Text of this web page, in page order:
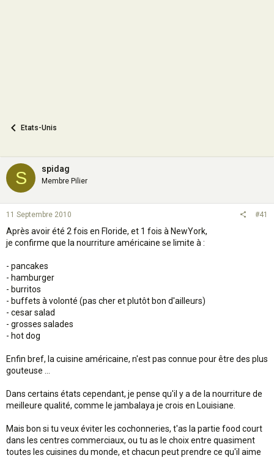
Etats-Unis
S spidag
Membre Pilier
11 Septembre 2010 #41
Après avoir été 2 fois en Floride, et 1 fois à NewYork,
je confirme que la nourriture américaine se limite à :
- pancakes
- hamburger
- burritos
- buffets à volonté (pas cher et plutôt bon d'ailleurs)
- cesar salad
- grosses salades
- hot dog
Enfin bref, la cuisine américaine, n'est pas connue pour être des plus
gouteuse ...
Dans certains états cependant, je pense qu'il y a de la nourriture de
meilleure qualité, comme le jambalaya je crois en Louisiane.
Mais bon si tu veux éviter les cochonneries, t'as la partie food court
dans les centres commerciaux, ou tu as le choix entre quasiment
toutes les cuisines du monde, et chacun peut prendre ce qu'il aime